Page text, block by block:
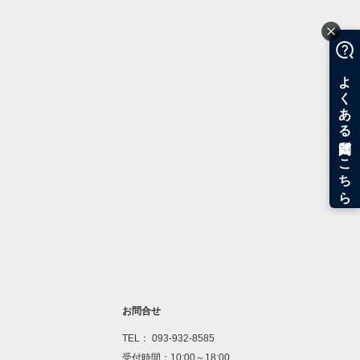
お問合せ
TEL： 093-932-8585
受付時間：10:00～18:00